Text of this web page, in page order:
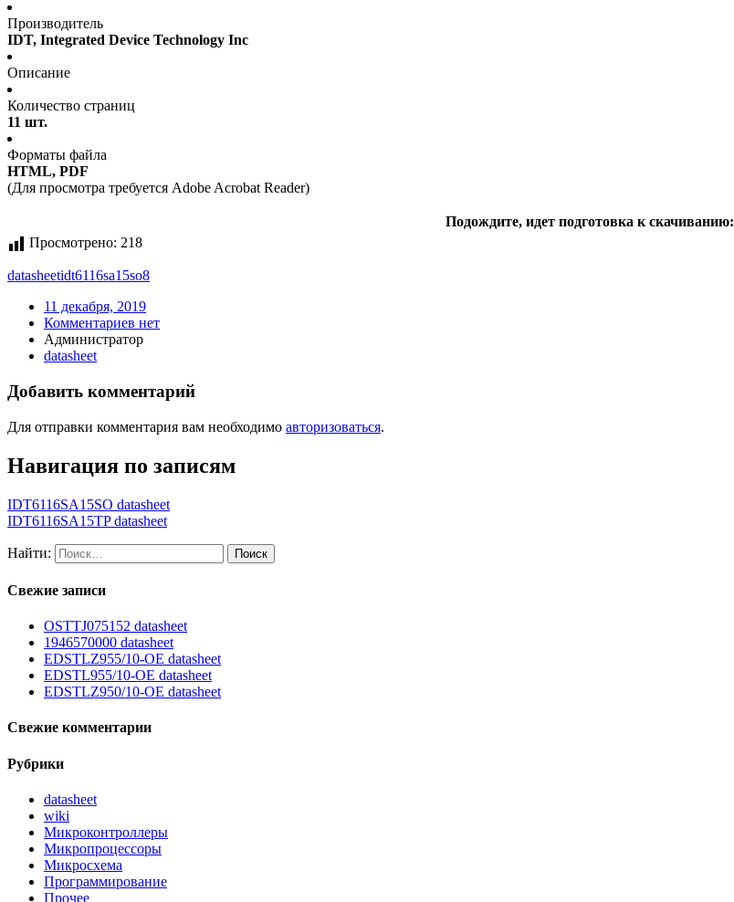
Производитель
IDT, Integrated Device Technology Inc
Описание
Количество страниц
11 шт.
Форматы файла
HTML, PDF
(Для просмотра требуется Adobe Acrobat Reader)
Подождите, идет подготовка к скачиванию:
Просмотрено: 218
datasheetidt6116sa15so8
11 декабря, 2019
Комментариев нет
Администратор
datasheet
Добавить комментарий
Для отправки комментария вам необходимо авторизоваться.
Навигация по записям
IDT6116SA15SO datasheet
IDT6116SA15TP datasheet
Найти:
Свежие записи
OSTTJ075152 datasheet
1946570000 datasheet
EDSTLZ955/10-OE datasheet
EDSTL955/10-OE datasheet
EDSTLZ950/10-OE datasheet
Свежие комментарии
Рубрики
datasheet
wiki
Микроконтроллеры
Микропроцессоры
Микросхема
Программирование
Прочее